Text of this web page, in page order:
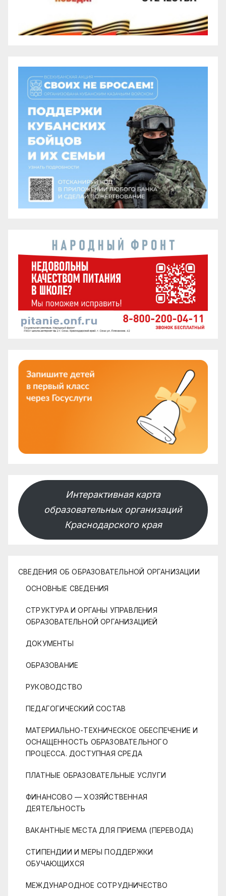
Интерактивная карта
образовательных организаций
Краснодарского края
СВЕДЕНИЯ ОБ ОБРАЗОВАТЕЛЬНОЙ ОРГАНИЗАЦИИ
ОСНОВНЫЕ СВЕДЕНИЯ
СТРУКТУРА И ОРГАНЫ УПРАВЛЕНИЯ
ОБРАЗОВАТЕЛЬНОЙ ОРГАНИЗАЦИЕЙ
ДОКУМЕНТЫ
ОБРАЗОВАНИЕ
РУКОВОДСТВО
ПЕДАГОГИЧЕСКИЙ СОСТАВ
МАТЕРИАЛЬНО-ТЕХНИЧЕСКОЕ ОБЕСПЕЧЕНИЕ И
ОСНАЩЕННОСТЬ ОБРАЗОВАТЕЛЬНОГО
ПРОЦЕССА. ДОСТУПНАЯ СРЕДА
ПЛАТНЫЕ ОБРАЗОВАТЕЛЬНЫЕ УСЛУГИ
ФИНАНСОВО — ХОЗЯЙСТВЕННАЯ
ДЕЯТЕЛЬНОСТЬ
ВАКАНТНЫЕ МЕСТА ДЛЯ ПРИЕМА (ПЕРЕВОДА)
СТИПЕНДИИ И МЕРЫ ПОДДЕРЖКИ
ОБУЧАЮЩИХСЯ
МЕЖДУНАРОДНОЕ СОТРУДНИЧЕСТВО